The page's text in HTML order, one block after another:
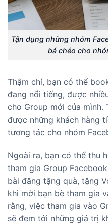
Tận dụng những nhóm
bá chéo cho
Thậm chí, bạn có thể
đang nổi tiếng, được
cho Group mới của mình.
được những khách hàng
tương tác cho nhóm
Ngoài ra, bạn có thể thu
tham gia Group
bài đăng tặng quà, tặng
khi mời bạn bè tham gia
rằng, việc tham gia vào
sẽ đem tới những giá trị